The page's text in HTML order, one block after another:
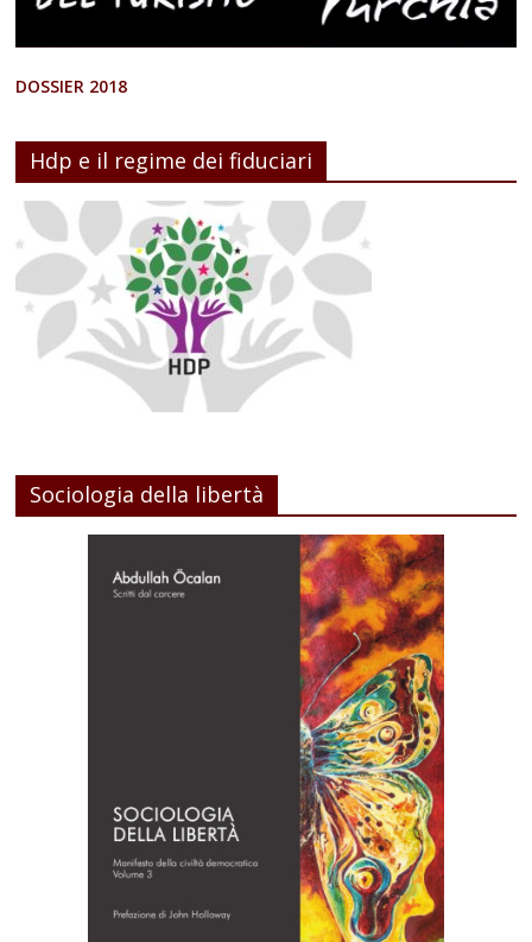
DOSSIER 2018
Hdp e il regime dei fiduciari
Sociologia della libertà